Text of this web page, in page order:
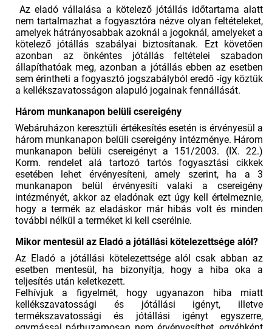
Az eladó vállalása a kötelező jótállás időtartama alatt
nem tartalmazhat a fogyasztóra nézve olyan feltételeket,
amelyek hátrányosabbak azoknál a jogoknál, amelyeket a
kötelező jótállás szabályai biztosítanak. Ezt követően
azonban az önkéntes jótállás feltételei szabadon
állapíthatóak meg, azonban a jótállás ebben az esetben
sem érintheti a fogyasztó jogszabályból eredő -így köztük
a kellékszavatosságon alapuló jogainak fennállását.
Három munkanapon belüli csereigény
Webáruházon keresztüli értékesítés esetén is érvényesül a
három munkanapon belüli csereigény intézménye. Három
munkanapon belüli csereigényt a 151/2003. (IX. 22.)
Korm. rendelet alá tartozó tartós fogyasztási cikkek
esetében lehet érvényesíteni, amely szerint, ha a 3
munkanapon belül érvényesíti valaki a csereigény
intézményét, akkor az eladónak ezt úgy kell értelmeznie,
hogy a termék az eladáskor már hibás volt és minden
további nélkül a terméket ki kell cserélnie.
Mikor mentesül az Eladó a jótállási kötelezettsége alól?
Az Eladó a jótállási kötelezettsége alól csak abban az
esetben mentesül, ha bizonyítja, hogy a hiba oka a
teljesítés után keletkezett.
Felhívjuk a figyelmét, hogy ugyanazon hiba miatt
kellékszavatossági és jótállási igényt, illetve
termékszavatossági és jótállási igényt egyszerre,